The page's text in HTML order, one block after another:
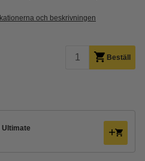
och beskrivningen
Beställ
Ultimate